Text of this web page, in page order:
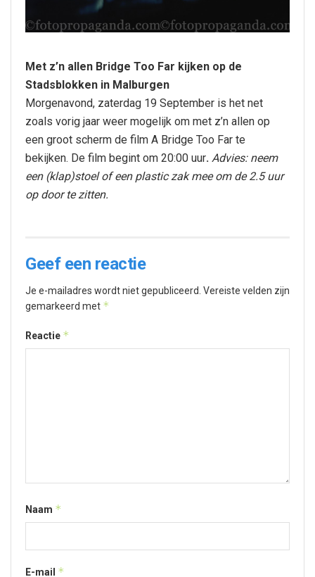
Met z’n allen Bridge Too Far kijken op de
Stadsblokken in Malburgen
Morgenavond, zaterdag 19 September is het net
zoals vorig jaar weer mogelijk om met z’n allen op
een groot scherm de film A Bridge Too Far te
bekijken. De film begint om 20:00 uur. Advies: neem
een (klap)stoel of een plastic zak mee om de 2.5 uur
op door te zitten.
Geef een reactie
Je e-mailadres wordt niet gepubliceerd. Vereiste velden zijn
gemarkeerd met *
Reactie *
Naam *
E-mail *